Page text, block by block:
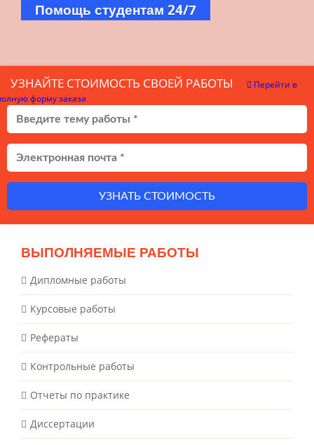
Помощь студентам 24/7
УЗНАЙТЕ СТОИМОСТЬ СВОЕЙ РАБОТЫ
Перейти в
форму заказа
УЗНАТЬ СТОИМОСТЬ
ВЫПОЛНЯЕМЫЕ РАБОТЫ
Дипломные работы
Курсовые работы
Рефераты
Контрольные работы
Отчеты по практике
Диссертации